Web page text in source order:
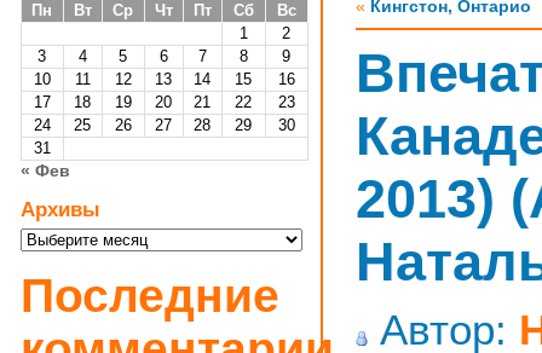
Пн
Вт Ср Чт Пт Сб
Вс
1
2
3
4 5 6 7 8
9
10
11 12 13 14 15
16
17
18 19 20 21 22
23
24
25 26 27 28 29
30
31
« Фев
Архивы
Архивы
Последние
« Кингстон, Онтарио
2013)
Автор: